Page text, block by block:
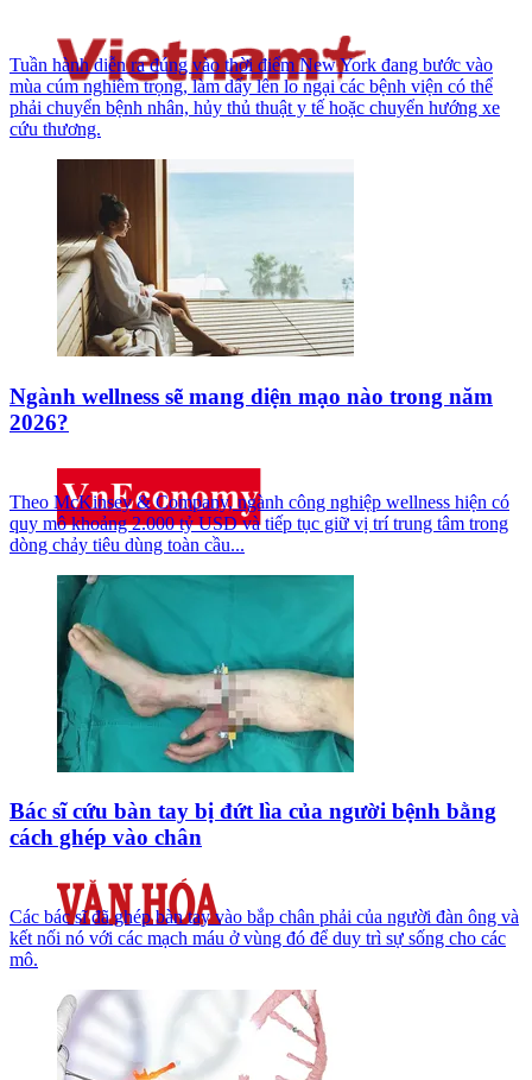
Tuần hành diễn ra đúng vào thời điểm New York đang bước vào
mùa cúm nghiêm trọng, làm dấy lên lo ngại các bệnh viện có thể
phải chuyển bệnh nhân, hủy thủ thuật y tế hoặc chuyển hướng xe
cứu thương.
Ngành wellness sẽ mang diện mạo nào trong năm
2026?
Theo McKinsey & Company, ngành công nghiệp wellness hiện có
quy mô khoảng 2.000 tỷ USD và tiếp tục giữ vị trí trung tâm trong
dòng chảy tiêu dùng toàn cầu...
Bác sĩ cứu bàn tay bị đứt lìa của người bệnh bằng
cách ghép vào chân
Các bác sĩ đã ghép bàn tay vào bắp chân phải của người đàn ông và
kết nối nó với các mạch máu ở vùng đó để duy trì sự sống cho các
mô.